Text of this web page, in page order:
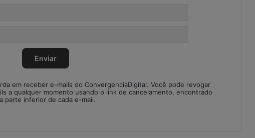
em receber e-mails do ConvergenciaDigital. Você pode revogar
a qualquer momento usando o link de cancelamento, encontrado
parte inferior de cada e-mail.